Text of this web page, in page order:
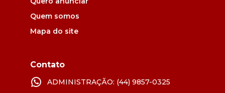
Quem somos
Mapa do site
Contato
ADMINISTRAÇÃO: (44) 9857-0325